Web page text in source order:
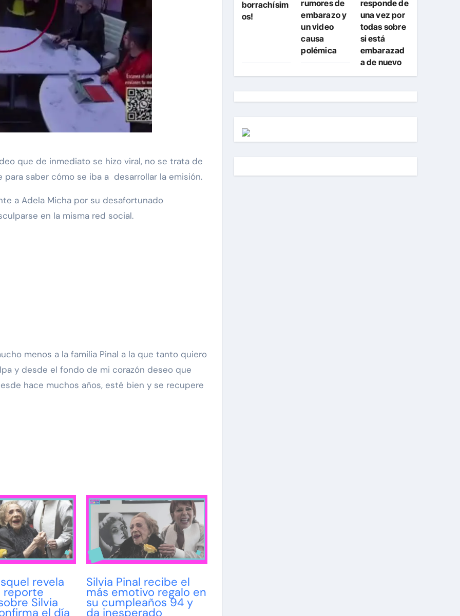
que de inmediato se hizo viral, no se trata de
saber cómo se iba a desarrollar la emisión.
a Adela Micha por su desafortunado
en la misma red social.
menos a la familia Pinal a la que tanto quiero
y desde el fondo de mi corazón deseo que
hace muchos años, esté bien y se recupere
revela
reporte
Silvia
el día
Silvia Pinal recibe el
más emotivo regalo en
su cumpleaños 94 y
da inesperado
borrachísim
os!
rumores de
embarazo y
un video
causa
polémica
responde de
una vez por
todas sobre
si está
embarazad
a de nuevo